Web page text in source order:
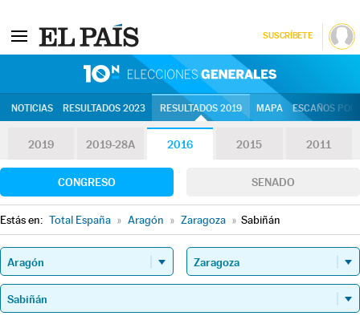
SUSCRÍBETE
NOTICIAS RESULTADOS 2023 RESULTADOS 2019 MAPA ESCAÑOS
2019 2019-28A 2016 2015 2011
CONGRESO SENADO
Estás en: Total España » Aragón » Zaragoza » Sabiñán